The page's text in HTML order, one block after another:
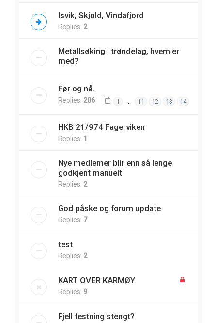
Isvik, Skjold, Vindafjord
Replies: 2
Metallsøking i trøndelag, hvem er
med?
Før og nå.
Replies: 206 1 11 12 13 14
HKB 21/974 Fagerviken
Replies: 1
Nye medlemer blir enn så lenge
godkjent manuelt
Replies: 2
God påske og forum update
Replies: 7
test
Replies: 2
KART OVER KARMØY
Replies: 9
Fjell festning stengt?